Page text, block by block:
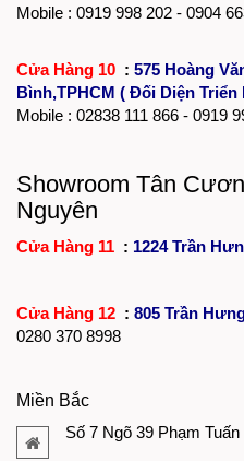
Mobile : 0919 998 202 - 0904
Cửa Hàng 10 : 575 Hoàng
Bình,TPHCM ( Đối Diện Triển
Mobile : 02838 111 866 - 0919
Showroom Tân
Nguyên
Cửa Hàng 11 : 1224 Trần
Cửa Hàng 12 : 805 Trần
0280 370 8998
Miền Bắc
Số 7 Ngõ 39 Phạm